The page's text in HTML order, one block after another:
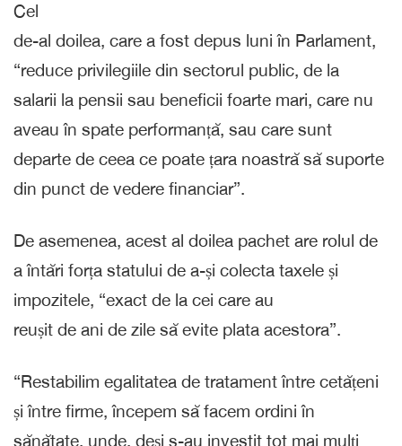
Cel
de-al doilea, care a fost depus luni în Parlament,
“reduce privilegiile din sectorul public, de la
salarii la pensii sau beneficii foarte mari, care nu
aveau în spate performanță, sau care sunt
departe de ceea ce poate țara noastră să suporte
din punct de vedere financiar”.
De asemenea, acest al doilea pachet are rolul de
a întări forța statului de a-și colecta taxele și
impozitele, “exact de la cei care au
reușit de ani de zile să evite plata acestora”.
“Restabilim egalitatea de tratament între cetățeni
și între firme, începem să facem ordini în
sănătate, unde, deși s-au investit tot mai mulți